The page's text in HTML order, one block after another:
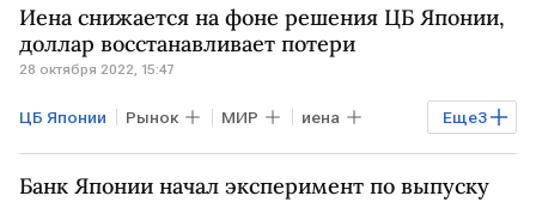
Иена снижается на фоне решения ЦБ Японии,
доллар восстанавливает потери
28 октября 2022, 15:47
Еще3
ЦБ Японии Рынок МИР иена
доллар ставки ФРС США
Банк Японии начал эксперимент по выпуску